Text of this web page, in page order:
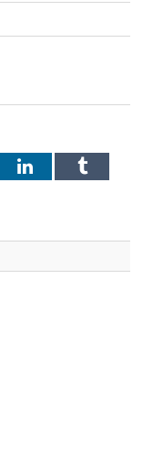
LinkedInTumblr